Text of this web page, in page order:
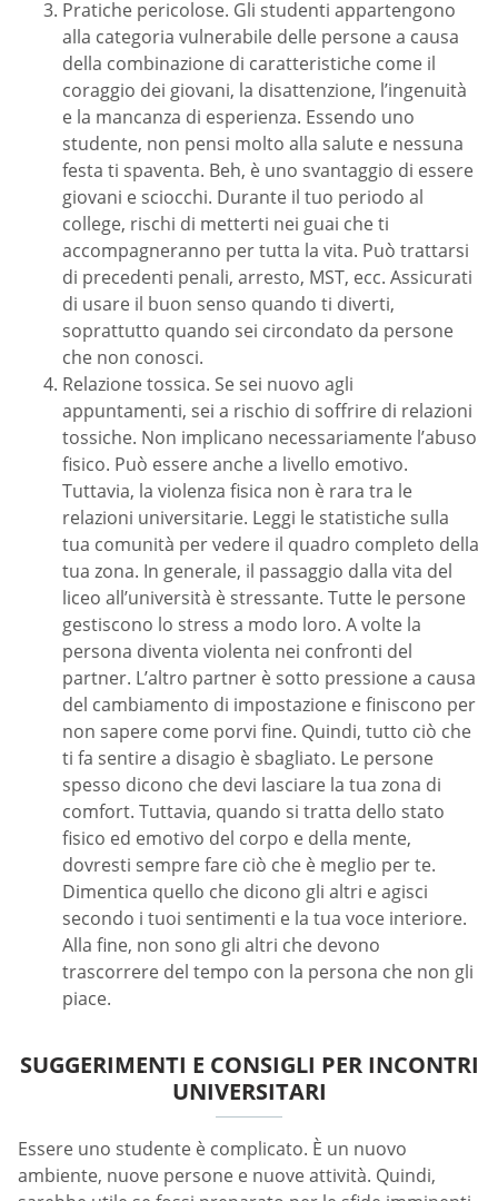
Pratiche pericolose. Gli studenti appartengono
alla categoria vulnerabile delle persone a causa
della combinazione di caratteristiche come il
coraggio dei giovani, la disattenzione, l’ingenuità
e la mancanza di esperienza. Essendo uno
studente, non pensi molto alla salute e nessuna
festa ti spaventa. Beh, è uno svantaggio di essere
giovani e sciocchi. Durante il tuo periodo al
college, rischi di metterti nei guai che ti
accompagneranno per tutta la vita. Può trattarsi
di precedenti penali, arresto, MST, ecc. Assicurati
di usare il buon senso quando ti diverti,
soprattutto quando sei circondato da persone
che non conosci.
Relazione tossica. Se sei nuovo agli
appuntamenti, sei a rischio di soffrire di relazioni
tossiche. Non implicano necessariamente l’abuso
fisico. Può essere anche a livello emotivo.
Tuttavia, la violenza fisica non è rara tra le
relazioni universitarie. Leggi le statistiche sulla
tua comunità per vedere il quadro completo della
tua zona. In generale, il passaggio dalla vita del
liceo all’università è stressante. Tutte le persone
gestiscono lo stress a modo loro. A volte la
persona diventa violenta nei confronti del
partner. L’altro partner è sotto pressione a causa
del cambiamento di impostazione e finiscono per
non sapere come porvi fine. Quindi, tutto ciò che
ti fa sentire a disagio è sbagliato. Le persone
spesso dicono che devi lasciare la tua zona di
comfort. Tuttavia, quando si tratta dello stato
fisico ed emotivo del corpo e della mente,
dovresti sempre fare ciò che è meglio per te.
Dimentica quello che dicono gli altri e agisci
secondo i tuoi sentimenti e la tua voce interiore.
Alla fine, non sono gli altri che devono
trascorrere del tempo con la persona che non gli
piace.
SUGGERIMENTI E CONSIGLI PER INCONTRI
UNIVERSITARI
Essere uno studente è complicato. È un nuovo
ambiente, nuove persone e nuove attività. Quindi,